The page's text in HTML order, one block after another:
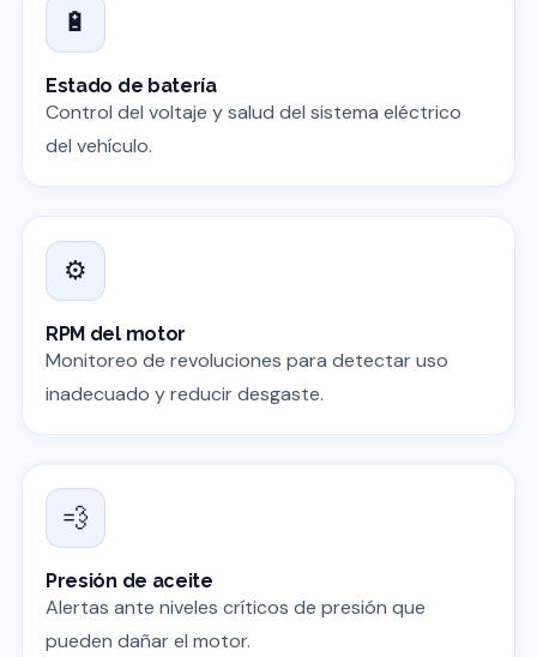
🔋
Estado de batería
Control del voltaje y salud del sistema eléctrico
del vehículo.
⚙️
RPM del motor
Monitoreo de revoluciones para detectar uso
inadecuado y reducir desgaste.
💨
Presión de aceite
Alertas ante niveles críticos de presión que
pueden dañar el motor.